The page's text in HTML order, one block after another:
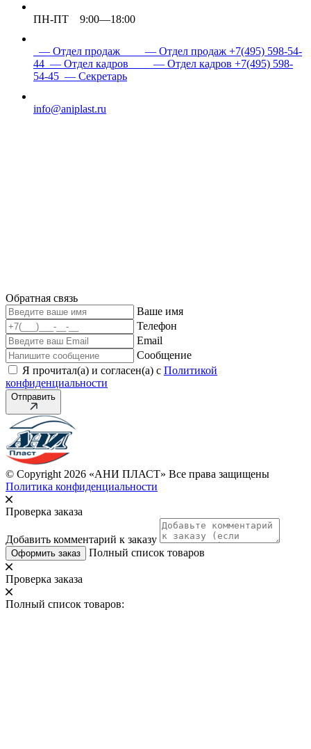
ПН-ПТ 9:00—18:00
— Отдел продаж — Отдел продаж +7(495) 598-54-
44 — Отдел кадров — Отдел кадров +7(495) 598-
54-45 — Секретарь
info@aniplast.ru
Обратная связь
Ваше имя
Телефон
Email
Сообщение
Я прочитал(а) и согласен(а) с Политикой
конфиденциальности
Отправить
© Copyright 2026 «АНИ ПЛАСТ» Все права защищены
Политика конфиденциальности
Проверка заказа
Добавить комментарий к заказу
Оформить заказ Полный список товаров
Проверка заказа
Полный список товаров: